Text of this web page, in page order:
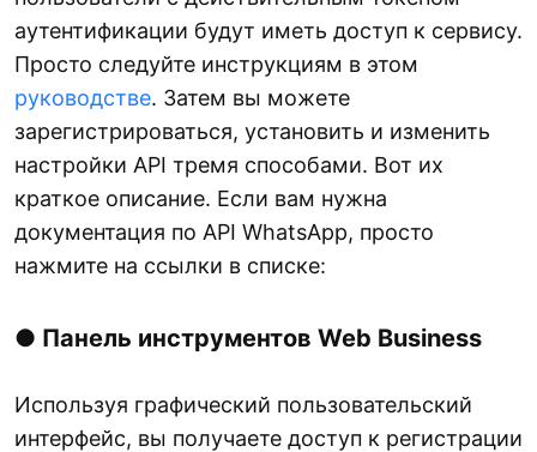
аутентификации будут иметь доступ к сервису.
Просто следуйте инструкциям в этом
руководстве. Затем вы можете
зарегистрироваться, установить и изменить
настройки API тремя способами. Вот их
краткое описание. Если вам нужна
документация по API WhatsApp, просто
нажмите на ссылки в списке:
● Панель инструментов Web Business
Используя графический пользовательский
интерфейс, вы получаете доступ к регистрации